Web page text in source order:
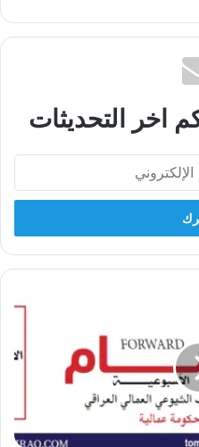
اخر التحديثات